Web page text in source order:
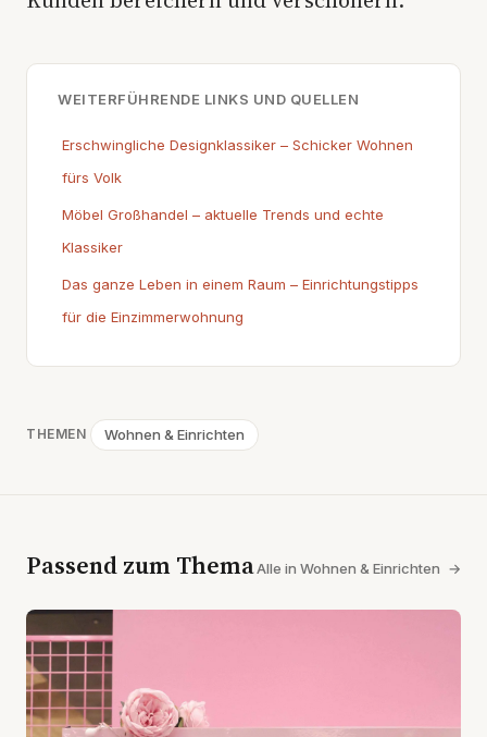
WEITERFÜHRENDE LINKS UND QUELLEN
Erschwingliche Designklassiker – Schicker Wohnen
fürs Volk
Möbel Großhandel – aktuelle Trends und echte
Klassiker
Das ganze Leben in einem Raum – Einrichtungstipps
für die Einzimmerwohnung
THEMEN Wohnen & Einrichten
Passend zum ThemaAlle in Wohnen & Einrichten →